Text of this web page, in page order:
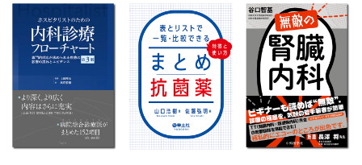
さいごに 輸液もどんどんエビデンスがアップデートされてい
る
索引
著者略歴